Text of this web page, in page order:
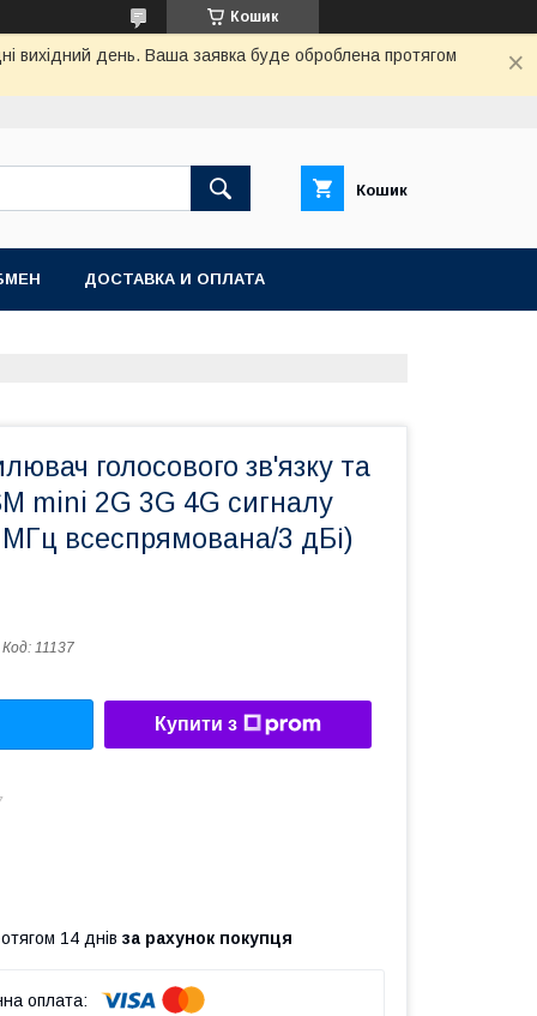
Кошик
вихідний день. Ваша заявка буде оброблена протягом
Кошик
ДОСТАВКА И ОПЛАТА
голосового зв'язку та
mini 2G 3G 4G сигналу
всеспрямована/3 дБі)
Код: 11137
Купити з
14 днів за рахунок покупця